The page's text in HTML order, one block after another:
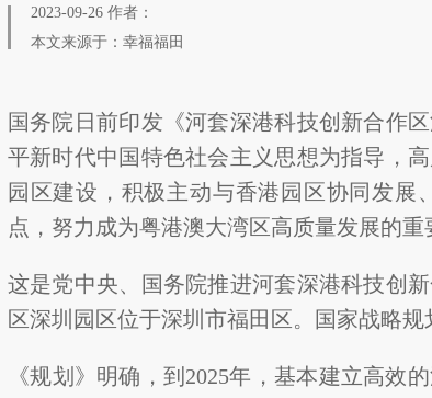
2023-09-26 作者：
本文来源于：幸福福田
国务院日前印发《河套深港科技创新合作
平新时代中国特色社会主义思想为指导，
园区建设，积极主动与香港园区协同发展
点，努力成为粤港澳大湾区高质量发展的重
这是党中央、国务院推进河套深港科技创
区深圳园区位于深圳市福田区。国家战略规
《规划》明确，到2025年，基本建立高效